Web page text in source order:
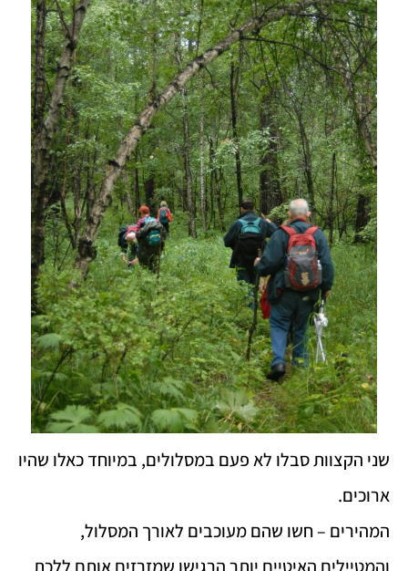
שני הקצוות סבלו לא פעם במסלולים, במיוחד כאלו שהיו
ארוכים.
המהירים – חשו שהם מעוכבים לאורך המסלול,
והמטיילים האיטיים יותר הרגישו שמזרזים אותם ללכת